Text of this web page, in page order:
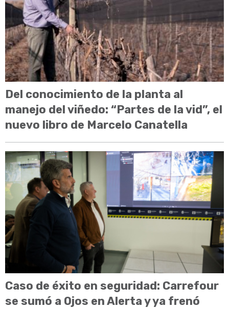
Del conocimiento de la planta al
manejo del viñedo: “Partes de la vid”, el
nuevo libro de Marcelo Canatella
Caso de éxito en seguridad: Carrefour
se sumó a Ojos en Alerta y ya frenó